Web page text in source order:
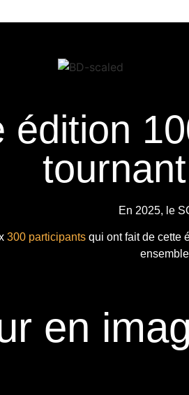
édition
En 2025, le
300 participantsqui ont fait de cette
en